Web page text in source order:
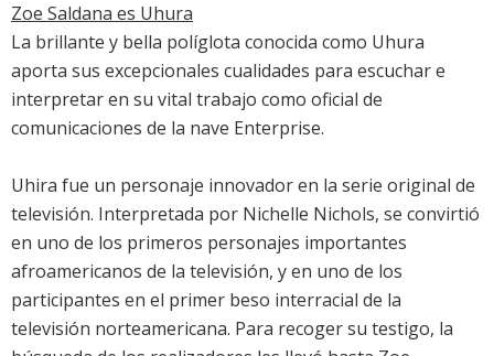
Zoe Saldana es Uhura
La brillante y bella políglota conocida como Uhura
aporta sus excepcionales cualidades para escuchar e
interpretar en su vital trabajo como oficial de
comunicaciones de la nave Enterprise.
Uhira fue un personaje innovador en la serie original de
televisión. Interpretada por Nichelle Nichols, se convirtió
en uno de los primeros personajes importantes
afroamericanos de la televisión, y en uno de los
participantes en el primer beso interracial de la
televisión norteamericana. Para recoger su testigo, la